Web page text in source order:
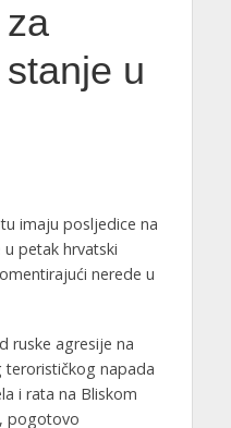
u
imaju posljedice na
petak hrvatski
nerede u
ruske agresije na
napada
i rata na Bliskom
pogotovo